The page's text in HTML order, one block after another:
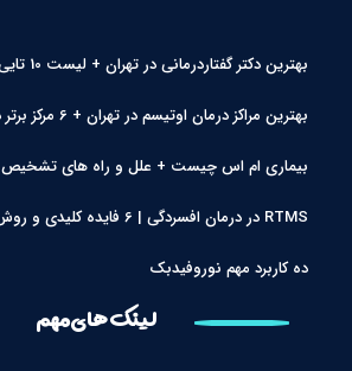
بهترین دکتر گفتاردرمانی در تهران + لیست 10 تایی
بهترین مراکز درمان اوتیسم در تهران + 6 مرکز برتر در تهران
بیماری ام اس چیست + علل و راه های تشخیص
RTMS در درمان افسردگی | 6 فایده کلیدی و روش های موثر
ده کاربرد مهم نوروفیدبک
لینک های مهم